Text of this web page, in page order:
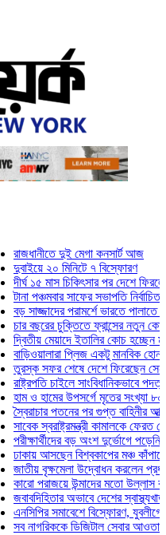
রাজধানীতে দুই মেগা কনসার্ট আজ
দুবাইয়ে ২০ মিনিটে ৭ বিস্ফোরণ
দীর্ঘ ১৫ মাস চিকিৎসার পর দেশে ফিরলেন
টানা পঞ্চমবার সাফের সভাপতি নির্বাচিত
বড় সাজ্জাদের পরামর্শে ভারতে পালাতে
চার বছরের চুক্তিতে ফ্রান্সের নতুন কোচ
দ্বিতীয় মেয়াদে ইতালির কোচ হচ্ছেন
বাড়িওয়ালারা প্লিজ একটু মানবিক হোন:
তুরস্ক সফর শেষে দেশে ফিরেছেন
রাষ্ট্রপতি চাইলে সাংবিধানিকভাবে পদত্যাগ
হাম ও হামের উপসর্গে মৃতের সংখ্যা ৮০০
স্বৈরাচার পতনের পর গুপ্ত বাহিনীর
সাবেক স্বরাষ্ট্রমন্ত্রী কামালকে ফেরত চেয়ে
পরীক্ষার্থীদের বড় অংশ দুর্ভোগে পড়েনি: ড.
ঢাকায় আসছেন বিশ্বকাপের মঞ্চ কাঁপানো
জাতীয় বৃক্ষমেলা উদ্বোধন করলেন
কারো পরাজয়ে উন্মাদের মতো উল্লাস করতে
জবাবদিহিতার অভাবে দেশের স্বাস্থ্যখাত
এনসিপির সমাবেশে বিস্ফোরণ, যুবলীগের দুই
সব নাগরিককে ডিজিটাল সেবার আওতায়